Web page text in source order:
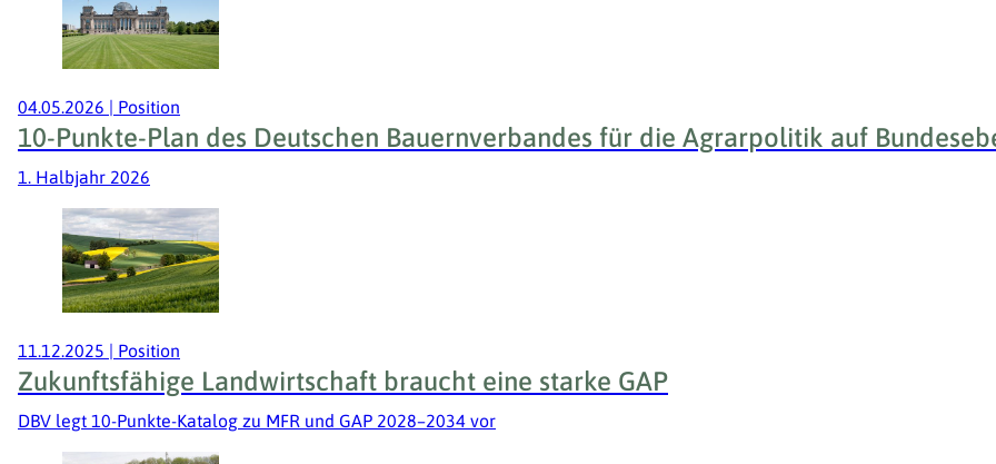
04.05.2026 | Position
10-Punkte-Plan des Deutschen Bauernverbandes für die Agrarpolitik auf
1. Halbjahr 2026
11.12.2025 | Position
Zukunftsfähige Landwirtschaft braucht eine starke GAP
DBV legt 10-Punkte-Katalog zu MFR und GAP 2028–2034 vor